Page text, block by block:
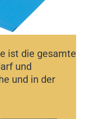
ist die gesamte
und
und in der